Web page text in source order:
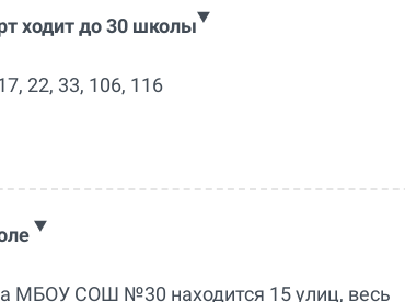
ходит до 30 школы
22, 33, 106, 116
МБОУ СОШ №30 находится 15 улиц, весь